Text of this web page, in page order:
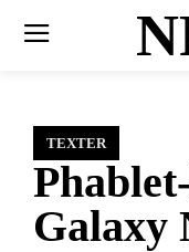
TEXTER
Galaxy